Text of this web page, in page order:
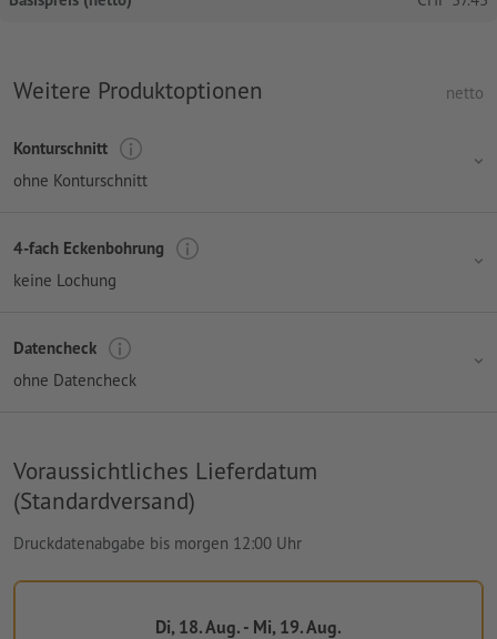
Weitere Produktoptionen netto
Konturschnitt
ohne Konturschnitt
4-fach Eckenbohrung
keine Lochung
Datencheck
ohne Datencheck
Voraussichtliches Lieferdatum
(Standardversand)
Druckdatenabgabe bis morgen 12:00 Uhr
Di, 18. Aug. - Mi, 19. Aug.